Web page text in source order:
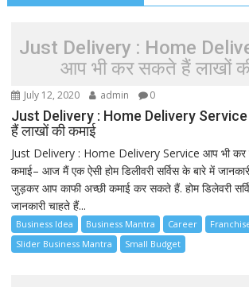
Just Delivery : Home
आप भी कर सकते हैं लाखों
July 12, 2020 admin 0
Just Delivery : Home Delivery
हैं लाखों की कमाई
Just Delivery : Home Delivery Service आप भी कर
कमाई– आज मैं एक ऐसी होम डिलीवरी सर्विस के बारे में
जुड़कर आप काफी अच्छी कमाई कर सकते हैं. होम डिलेवरी
जानकारी चाहते हैं...
Business Idea Business Mantra Career
Slider Business Mantra
Small Budget